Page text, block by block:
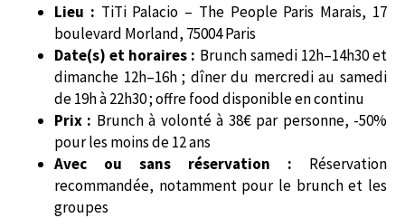
Lieu : TiTi Palacio – The People Paris Marais, 17
boulevard Morland, 75004 Paris
Date(s) et horaires : Brunch samedi 12h–14h30 et
dimanche 12h–16h ; dîner du mercredi au samedi
de 19h à 22h30 ; offre food disponible en continu
Prix : Brunch à volonté à 38€ par personne, -50%
pour les moins de 12 ans
Avec ou sans réservation : Réservation
recommandée, notamment pour le brunch et les
groupes